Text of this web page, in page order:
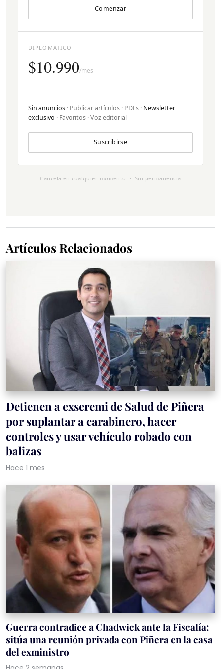
Comenzar
DIPLOMÁTICO
$10.990/mes
Sin anuncios · Publicar artículos · PDFs · Newsletter
exclusivo · Favoritos · Voz editorial
Suscribirse
Cancela en cualquier momento · Sin permanencia
Artículos Relacionados
Detienen a exseremi de Salud de Piñera
por suplantar a carabinero, hacer
controles y usar vehículo robado con
balizas
Hace 1 mes
Guerra contradice a Chadwick ante la Fiscalía:
sitúa una reunión privada con Piñera en la casa
del exministro